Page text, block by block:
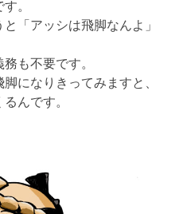
。
「アッシは飛脚なんよ」
も不要です。
になりきってみますと、
んです。